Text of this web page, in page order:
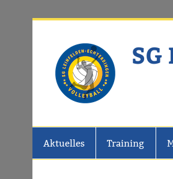
Aktuelles Training